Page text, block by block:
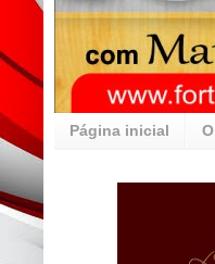
Página inicial